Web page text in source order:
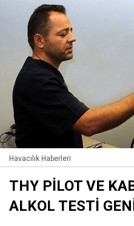
Havacılık Haberleri
THY PİLOT VE
ALKOL TESTİ